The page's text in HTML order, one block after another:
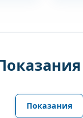
Показания